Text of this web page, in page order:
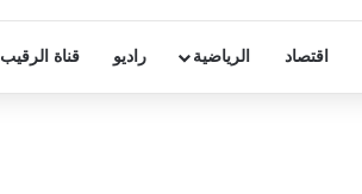
اقتصاد الرياضية راديو قناة الرقيب